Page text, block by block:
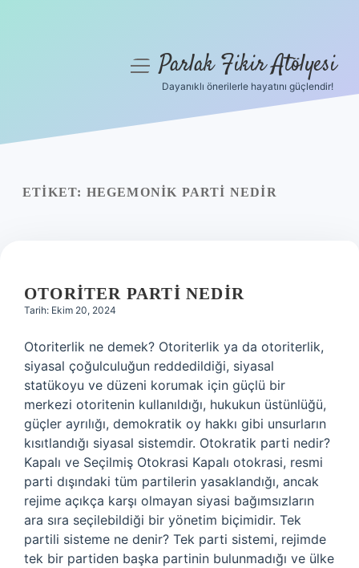
Yasal Uyarı
menüyüParlak Fikir Atölyesi
Dayanıklı önerilerle hayatını güçlendir!
ETIKET: HEGEMONIK PARTI NEDIR
OTORITER PARTI NEDIR
Tarih: Ekim 20, 2024
Otoriterlik ne demek? Otoriterlik ya da otoriterlik,
siyasal çoğulculuğun reddedildiği, siyasal
statükoyu ve düzeni korumak için güçlü bir
merkezi otoritenin kullanıldığı, hukukun üstünlüğü,
güçler ayrılığı, demokratik oy hakkı gibi unsurların
kısıtlandığı siyasal sistemdir. Otokratik parti nedir?
Kapalı ve Seçilmiş Otokrasi Kapalı otokrasi, resmi
parti dışındaki tüm partilerin yasaklandığı, ancak
rejime açıkça karşı olmayan siyasi bağımsızların
ara sıra seçilebildiği bir yönetim biçimidir. Tek
partili sisteme ne denir? Tek parti sistemi, rejimde
tek bir partiden başka partinin bulunmadığı ve ülke